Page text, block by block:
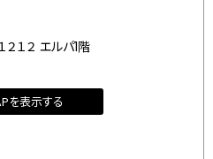
１２ エルパ1階
を表示する